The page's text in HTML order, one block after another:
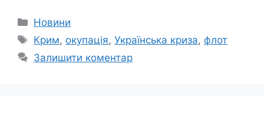
Категорії
Новини
Позначки
Крим, окупація,Українська криза, флот
Залишити коментар